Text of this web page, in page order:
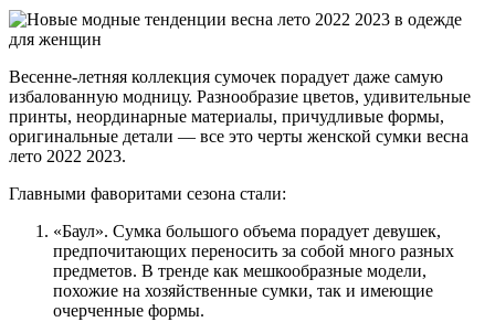
Весенне-летняя коллекция сумочек порадует даже самую
избалованную модницу. Разнообразие цветов, удивительные
принты, неординарные материалы, причудливые формы,
оригинальные детали — все это черты женской сумки весна
лето 2022 2023.
Главными фаворитами сезона стали:
«Баул». Сумка большого объема порадует девушек,
предпочитающих переносить за собой много разных
предметов. В тренде как мешкообразные модели,
похожие на хозяйственные сумки, так и имеющие
очерченные формы.